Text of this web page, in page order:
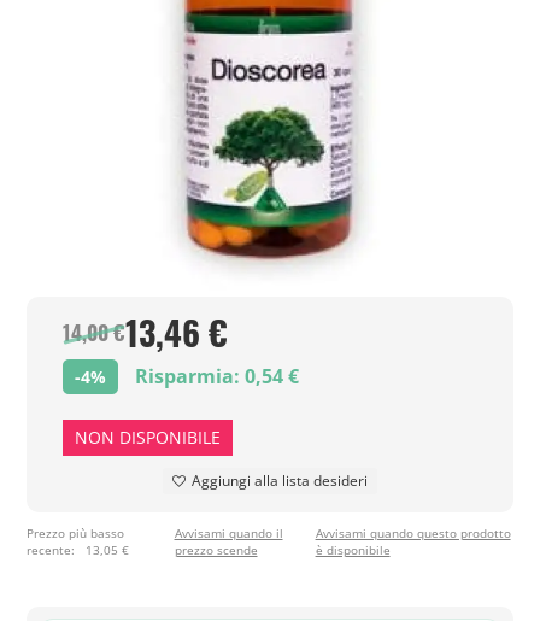
14,00 €13,46 €
-4% Risparmia: 0,54 €
NON DISPONIBILE
Aggiungi alla lista desideri
Prezzo più basso
recente:
13,05 €
Avvisami quando il
prezzo scende
Avvisami quando questo prodotto
è disponibile